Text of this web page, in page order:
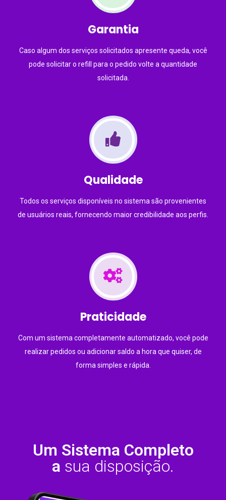
Garantia
Caso algum dos serviços solicitados apresente queda, você
pode solicitar o refill para o pedido volte a quantidade
solicitada.
Qualidade
Todos os serviços disponíveis no sistema são provenientes
de usuários reais, fornecendo maior credibilidade aos perfis.
Praticidade
Com um sistema completamente automatizado, você pode
realizar pedidos ou adicionar saldo a hora que quiser, de
forma simples e rápida.
Um Sistema Completo
a sua disposição.